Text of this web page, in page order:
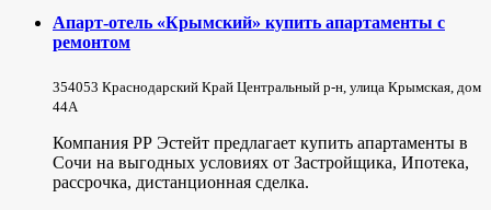
Апарт-отель «Крымский» купить апартаменты с
ремонтом
354053 Краснодарский Край Центральный р-н, улица Крымская, дом
44А
Компания РР Эстейт предлагает купить апартаменты в
Сочи на выгодных условиях от Застройщика, Ипотека,
рассрочка, дистанционная сделка.